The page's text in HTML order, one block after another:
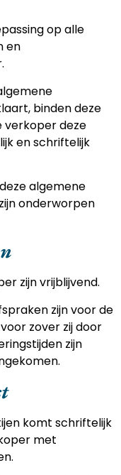
op alle
en
binden deze
verkoper deze
en schriftelijk
algemene
onderworpen
zijn vrijblijvend.
zijn voor de
zover zij door
zijn
komt schriftelijk
met